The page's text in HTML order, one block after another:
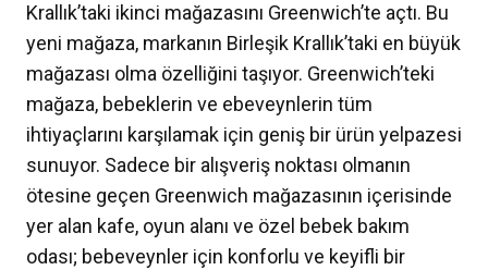
Krallık’taki ikinci mağazasını Greenwich’te açtı. Bu
yeni mağaza, markanın Birleşik Krallık’taki en büyük
mağazası olma özelliğini taşıyor. Greenwich’teki
mağaza, bebeklerin ve ebeveynlerin tüm
ihtiyaçlarını karşılamak için geniş bir ürün yelpazesi
sunuyor. Sadece bir alışveriş noktası olmanın
ötesine geçen Greenwich mağazasının içerisinde
yer alan kafe, oyun alanı ve özel bebek bakım
odası; bebeveynler için konforlu ve keyifli bir